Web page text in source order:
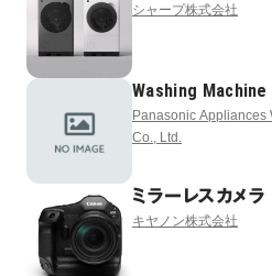
シャープ株式会社
Washing Machine
Panasonic Appliances
Co., Ltd.
ミラーレスカメラ
キヤノン株式会社